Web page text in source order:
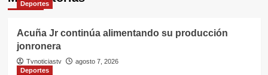
Deportes
Acuña Jr continúa alimentando su producción
jonronera
Tvnoticiastv
agosto 7, 2026
Deportes